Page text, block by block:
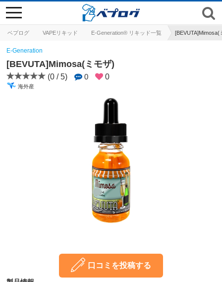
ベプログ VAPEリキッド E-Generation® リキッド一覧 [BEVUTA]Mimosa(
toggle
navigation
E-Generation
[BEVUTA]Mimosa(ミモザ)
(0 / 5) 0 0
海外産
口コミを投稿する